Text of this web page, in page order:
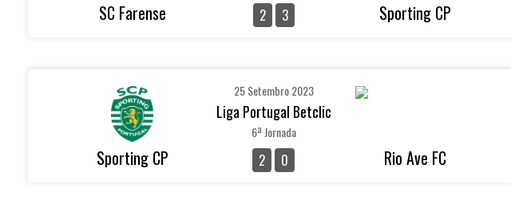
SC Farense 2 3 Sporting CP
Sporting CP
25 Setembro 2023
Liga Portugal Betclic
6ª Jornada
2 0 Rio Ave FC